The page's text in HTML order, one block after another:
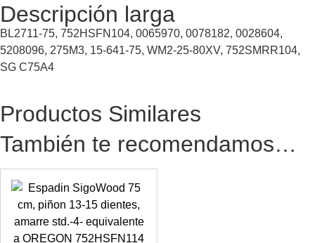
Descripción larga
BL2711-75, 752HSFN104, 0065970, 0078182, 0028604,
5208096, 275M3, 15-641-75, WM2-25-80XV, 752SMRR104,
SG C75A4
Productos Similares
También te recomendamos…